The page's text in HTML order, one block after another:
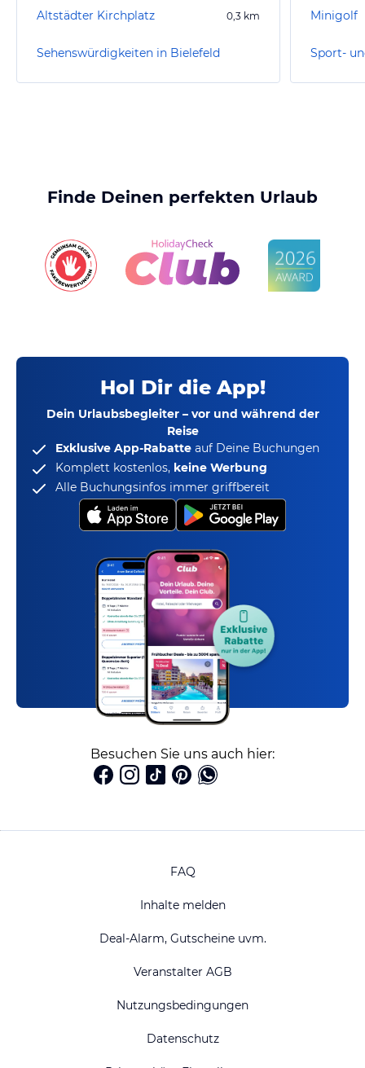
Altstädter Kirchplatz 0,3 km
Sehenswürdigkeiten in Bielefeld
Minigolf
Finde Deinen perfekten Urlaub
Hol Dir die App!
Dein Urlaubsbegleiter – vor und während der
Reise
Exklusive App-Rabatte auf Deine Buchungen
Komplett kostenlos, keine Werbung
Alle Buchungsinfos immer griffbereit
Besuchen Sie uns auch hier:
FAQ
Inhalte melden
Deal-Alarm, Gutscheine uvm.
Veranstalter AGB
Nutzungsbedingungen
Datenschutz